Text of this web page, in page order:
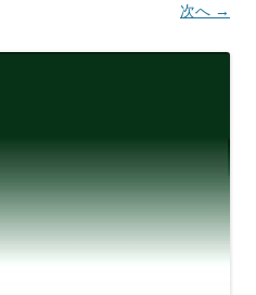
次へ →